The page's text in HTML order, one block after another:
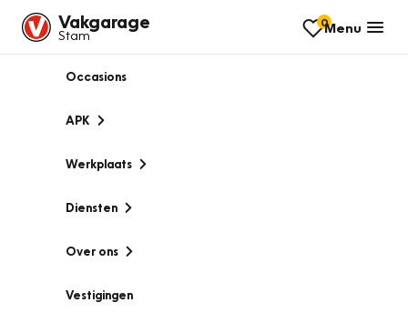
Vakgarage
Stam
0Menu
Occasions
APK
Werkplaats
Diensten
Over ons
Vestigingen